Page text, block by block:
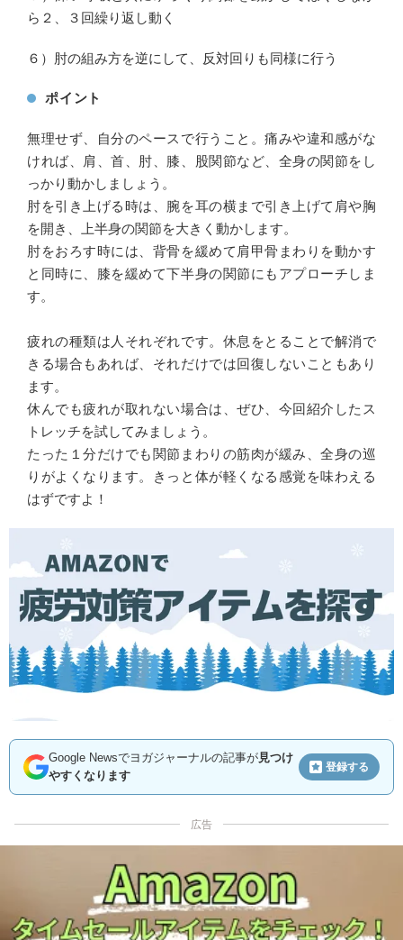
ら２、３回繰り返し動く
６）肘の組み方を逆にして、反対回りも同様に行う
ポイント
無理せず、自分のペースで行うこと。痛みや違和感がな
ければ、肩、首、肘、膝、股関節など、全身の関節をし
っかり動かしましょう。
肘を引き上げる時は、腕を耳の横まで引き上げて肩や胸
を開き、上半身の関節を大きく動かします。
肘をおろす時には、背骨を緩めて肩甲骨まわりを動かす
と同時に、膝を緩めて下半身の関節にもアプローチしま
す。
疲れの種類は人それぞれです。休息をとることで解消で
きる場合もあれば、それだけでは回復しないこともあり
ます。
休んでも疲れが取れない場合は、ぜひ、今回紹介したス
トレッチを試してみましょう。
たった１分だけでも関節まわりの筋肉が緩み、全身の巡
りがよくなります。きっと体が軽くなる感覚を味わえる
はずですよ！
Google Newsでヨガジャーナルの記事が見つけ
やすくなります
登録する
広告